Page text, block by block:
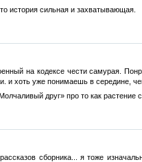
история сильная и захватывающая.
на кодексе чести самурая.
и хоть уже понимаешь в середине,
друг» про то как растение
сборника... я тоже